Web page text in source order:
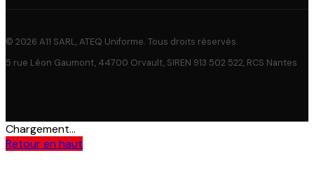
© 2026 A11 SARL, ATEQ Uniforme. Tous droits réservés.
5 rue Léon Gaumont, 44700 Orvault, SIREN 913 502 522, RCS Nantes
Chargement...
Retour en haut